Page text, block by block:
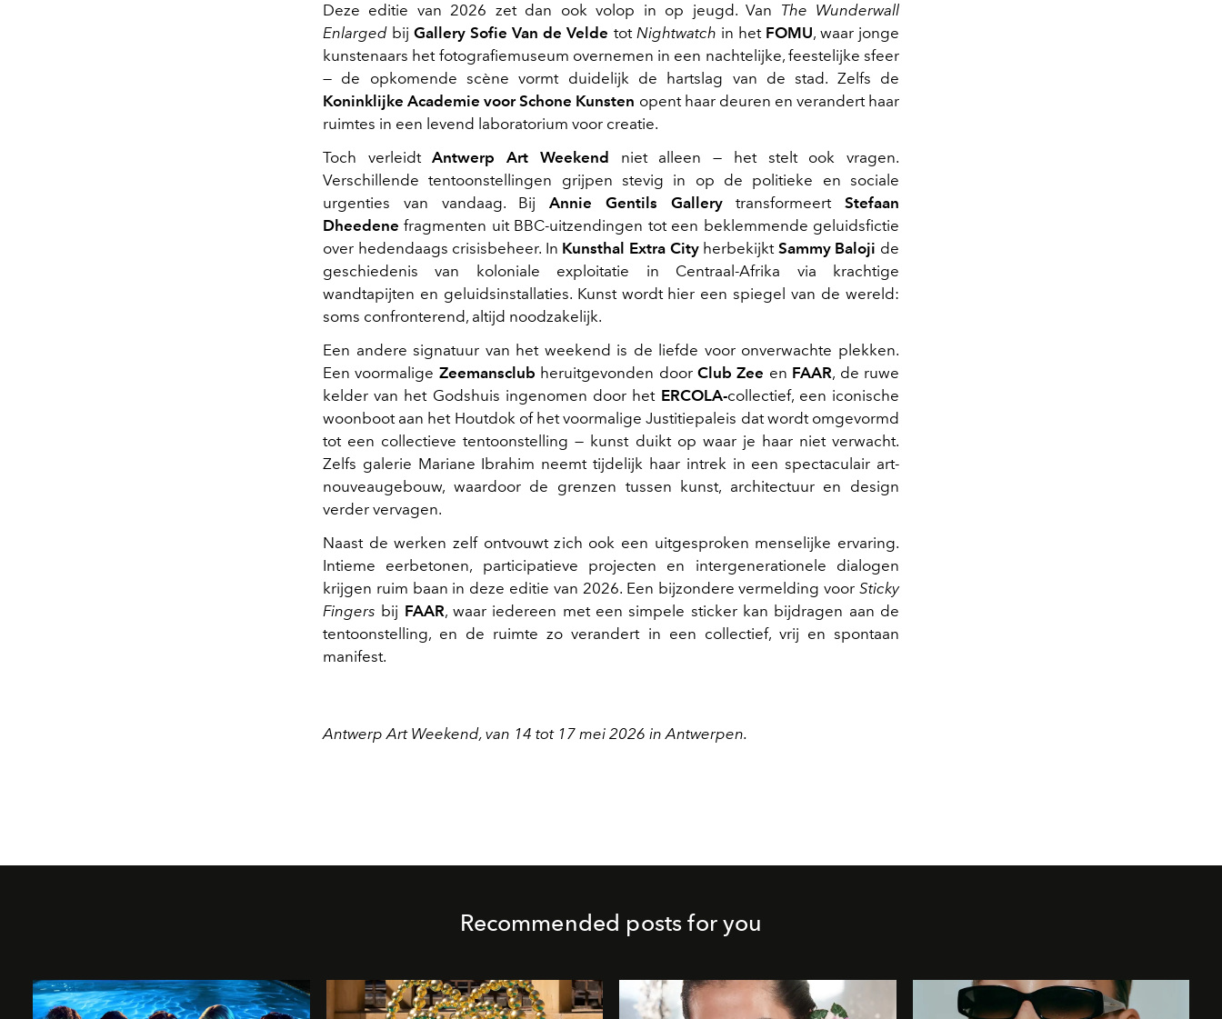
Deze editie van 2026 zet dan ook volop in op jeugd. Van The Wunderwall
Enlarged bijGallery Sofie Van de Velde tot Nightwatch in hetFOMU, waar jonge
kunstenaars het fotografiemuseum overnemen in een nachtelijke, feestelijke sfeer
— de opkomende scène vormt duidelijk de hartslag van de stad. Zelfs de
Koninklijke Academie voor Schone Kunsten opent haar deuren en verandert haar
ruimtes in een levend laboratorium voor creatie.
Toch verleidtAntwerp Art Weekend
niet alleen — het stelt ook vragen.
Verschillende tentoonstellingen grijpen stevig in op de politieke en sociale
urgenties van vandaag. Bij Annie Gentils Gallerytransformeert Stefaan
Dheedene fragmenten uit BBC-uitzendingen tot een beklemmende geluidsfictie
over hedendaags crisisbeheer. In Kunsthal Extra Cityherbekijkt Sammy Baloji de
geschiedenis van koloniale exploitatie in Centraal-Afrika via krachtige
wandtapijten en geluidsinstallaties. Kunst wordt hier een spiegel van de wereld:
soms confronterend, altijd noodzakelijk.
Een andere signatuur van het weekend is de liefde voor onverwachte plekken.
Een voormalige Zeemansclub heruitgevonden doorClub Zee en FAAR, de ruwe
kelder van het Godshuis ingenomen door het ERCOLA-collectief, een iconische
woonboot aan het Houtdok of het voormalige Justitiepaleis dat wordt omgevormd
tot een collectieve tentoonstelling — kunst duikt op waar je haar niet verwacht.
Zelfs galerie Mariane Ibrahim neemt tijdelijk haar intrek in een spectaculair art-
nouveaugebouw, waardoor de grenzen tussen kunst, architectuur en design
verder vervagen.
Naast de werken zelf ontvouwt zich ook een uitgesproken menselijke ervaring.
Intieme eerbetonen, participatieve projecten en intergenerationele dialogen
krijgen ruim baan in deze editie van 2026. Een bijzondere vermelding voor Sticky
Fingers bij FAAR, waar iedereen met een simpele sticker kan bijdragen aan de
tentoonstelling, en de ruimte zo verandert in een collectief, vrij en spontaan
manifest.
Antwerp Art Weekend, van 14 tot 17 mei 2026 in Antwerpen.
Recommended posts for you